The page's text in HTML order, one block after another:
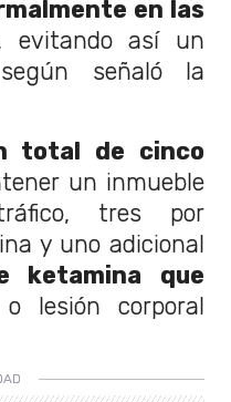
en las
evitando así un
señaló la
total de cinco
un inmueble
tres por
y uno adicional
ketamina que
o lesión corporal